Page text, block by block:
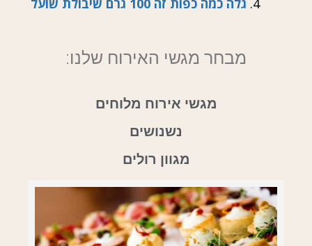
גלה כמה כפות זה 100 גרם שיבולת שועל
מבחר מגשי האירוח שלנו:
מגשי אירוח מלוחים
נשנושים
מגוון רולים